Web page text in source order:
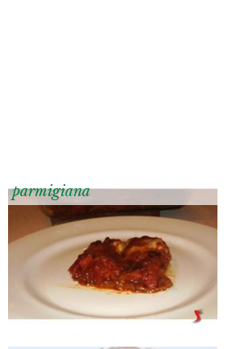
parmigiana